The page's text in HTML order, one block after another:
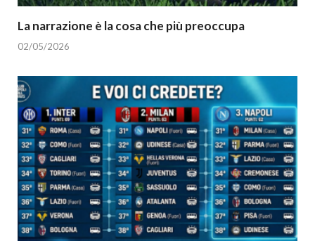
La narrazione è la cosa che più preoccupa
02/05/2026